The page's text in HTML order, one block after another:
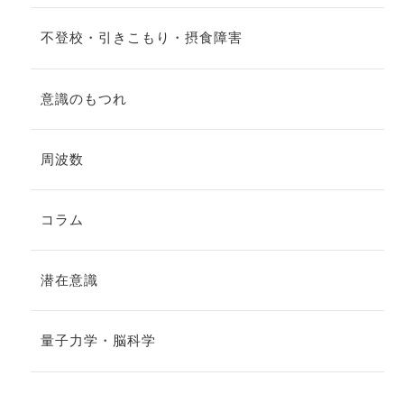
不登校・引きこもり・摂食障害
意識のもつれ
周波数
コラム
潜在意識
量子力学・脳科学